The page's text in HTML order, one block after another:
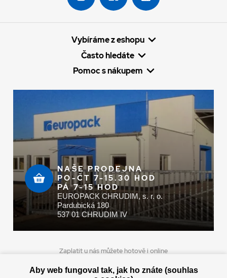
Vybíráme z eshopu
Často hledáte
Pomoc s nákupem
NAŠE PRODEJNA
PO-ČT 7-15.30 HOD
PÁ 7-15 HOD
EUROPACK CHRUDIM, s. r. o.
Pardubická 180
537 01 CHRUDIM IV
Zaplatit u nás můžete hotově i online
Aby web fungoval tak, jak ho znáte (souhlas